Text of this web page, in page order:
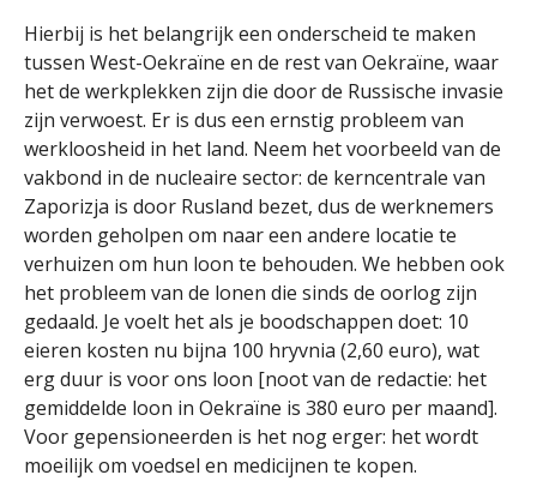
Hierbij is het belangrijk een onderscheid te maken
tussen West-Oekraïne en de rest van Oekraïne, waar
het de werkplekken zijn die door de Russische invasie
zijn verwoest. Er is dus een ernstig probleem van
werkloosheid in het land. Neem het voorbeeld van de
vakbond in de nucleaire sector: de kerncentrale van
Zaporizja is door Rusland bezet, dus de werknemers
worden geholpen om naar een andere locatie te
verhuizen om hun loon te behouden. We hebben ook
het probleem van de lonen die sinds de oorlog zijn
gedaald. Je voelt het als je boodschappen doet: 10
eieren kosten nu bijna 100 hryvnia (2,60 euro), wat
erg duur is voor ons loon [noot van de redactie: het
gemiddelde loon in Oekraïne is 380 euro per maand].
Voor gepensioneerden is het nog erger: het wordt
moeilijk om voedsel en medicijnen te kopen.